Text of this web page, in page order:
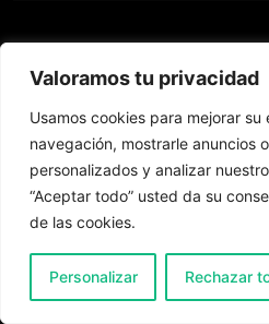
Valoramos tu privacidad
Usamos cookies para mejorar su
navegación, mostrarle anuncios
personalizados y analizar
“Aceptar todo” usted da su
de las cookies.
Personalizar Rechazar